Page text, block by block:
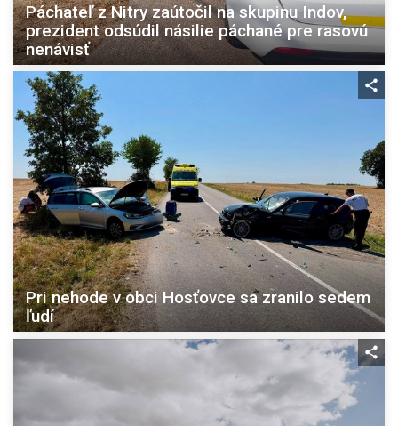
Páchateľ z Nitry zaútočil na skupinu Indov,
prezident odsúdil násilie páchané pre rasovú
nenávisť
Pri nehode v obci Hosťovce sa zranilo sedem
ľudí